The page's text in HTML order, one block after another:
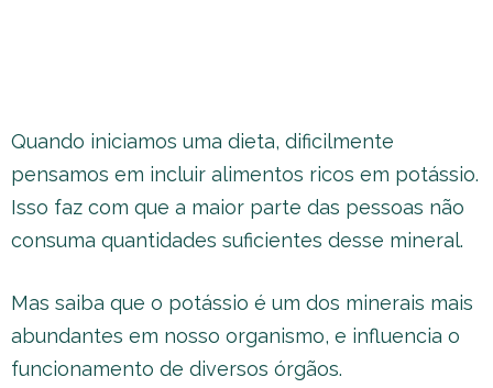
Quando iniciamos uma dieta, dificilmente
pensamos em incluir alimentos ricos em potássio.
Isso faz com que a maior parte das pessoas não
consuma quantidades suficientes desse mineral.
Mas saiba que o potássio é um dos minerais mais
abundantes em nosso organismo, e influencia o
funcionamento de diversos órgãos.